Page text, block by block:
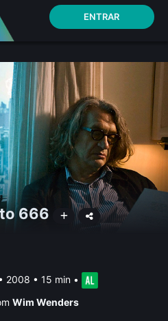
ENTRAR
666
2008 • 15 min •
Wim Wenders